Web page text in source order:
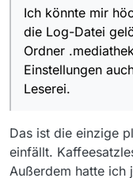
Ich könnte mir
die Log-Datei
Ordner
Einstellungen
Leserei.
Das ist die einzige
einfällt.
Außerdem hatte ich